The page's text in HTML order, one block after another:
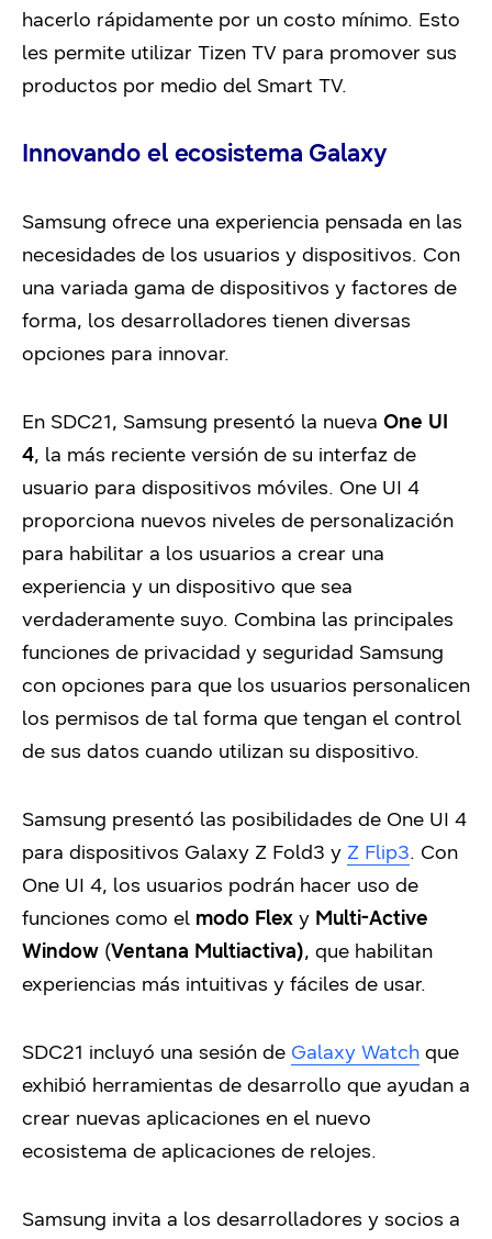
hacerlo rápidamente por un costo mínimo. Esto
les permite utilizar Tizen TV para promover sus
productos por medio del Smart TV.
Innovando el ecosistema Galaxy
Samsung ofrece una experiencia pensada en las
necesidades de los usuarios y dispositivos. Con
una variada gama de dispositivos y factores de
forma, los desarrolladores tienen diversas
opciones para innovar.
En SDC21, Samsung presentó la nueva One UI
4, la más reciente versión de su interfaz de
usuario para dispositivos móviles. One UI 4
proporciona nuevos niveles de personalización
para habilitar a los usuarios a crear una
experiencia y un dispositivo que sea
verdaderamente suyo. Combina las principales
funciones de privacidad y seguridad Samsung
con opciones para que los usuarios personalicen
los permisos de tal forma que tengan el control
de sus datos cuando utilizan su dispositivo.
Samsung presentó las posibilidades de One UI 4
para dispositivos Galaxy Z Fold3 y Z Flip3. Con
One UI 4, los usuarios podrán hacer uso de
funciones como el modo Flex y Multi-Active
Window (Ventana Multiactiva), que habilitan
experiencias más intuitivas y fáciles de usar.
SDC21 incluyó una sesión de Galaxy Watch que
exhibió herramientas de desarrollo que ayudan a
crear nuevas aplicaciones en el nuevo
ecosistema de aplicaciones de relojes.
Samsung invita a los desarrolladores y socios a